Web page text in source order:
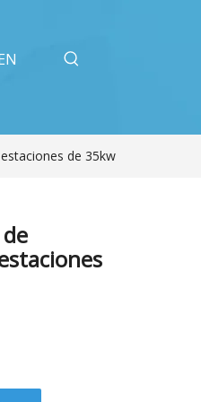
de 35kw